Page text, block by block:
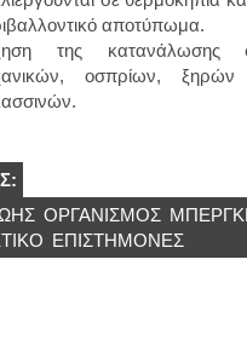
αποτύπωμα.
της κατανάλωσης
οσπρίων,
ΟΡΓΑΝΙΣΜΌΣ
ΕΠΙΣΤΗΜΟΝΕΣ